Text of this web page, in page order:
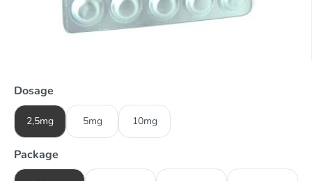
Dosage
2,5mg 5mg 10mg
Package